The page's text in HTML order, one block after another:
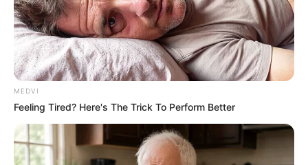
MEDVI
Feeling Tired? Here's The Trick To Perform Better